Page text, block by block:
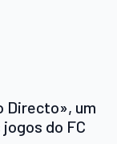
Directo», um
do FC